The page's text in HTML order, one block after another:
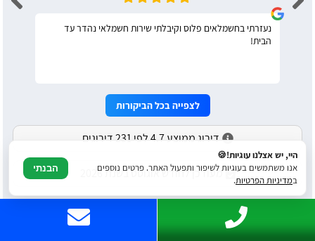
נעזרתי בחשמלאים פלוס וקיבלתי שירות חשמלאי נהדר עד
הבית!
לצפייה בכל הביקורות
דירוג ממוצע 4.7 לפי 231 דירוגים
מעודכן לחודש אוגוסט בשנת 2026
היי, יש אצלנו עוגיות!🍪
אנו משתמשים בעוגיות לשיפור ותפעול האתר. פרטים נוספים
במדיניות הפרטיות.
הבנתי